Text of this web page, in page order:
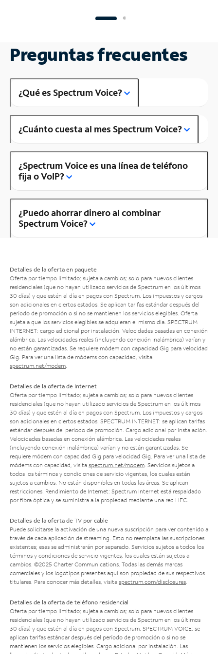
Preguntas frecuentes
¿Qué es Spectrum Voice?
¿Cuánto cuesta al mes Spectrum Voice?
¿Spectrum Voice es una línea de teléfono
fija o VoIP?
¿Puedo ahorrar dinero al combinar
Spectrum Voice?
Detalles de la oferta en paquete
Oferta por tiempo limitado; sujeta a cambios; solo para nuevos clientes
residenciales (que no hayan utilizado servicios de Spectrum en los últimos
30 días) y que estén al día en pagos con Spectrum. Los impuestos y cargos
son adicionales en ciertos estados. Se aplican tarifas estándar después del
período de promoción o si no se mantienen los servicios elegibles. Oferta
sujeta a que los servicios elegibles se adquieran el mismo día. SPECTRUM
INTERNET: cargo adicional por instalación. Velocidades basadas en conexión
alámbrica. Las velocidades reales (incluyendo conexión inalámbrica) varían y
no están garantizadas. Se requiere módem con capacidad Gig para velocidad
Gig. Para ver una lista de módems con capacidad, visita
spectrum.net/modem
Detalles de la oferta de Internet
Oferta por tiempo limitado; sujeta a cambios; solo para nuevos clientes
residenciales (que no hayan utilizado servicios de Spectrum en los últimos
30 días) y que estén al día en pagos con Spectrum. Los impuestos y cargos
son adicionales en ciertos estados. SPECTRUM INTERNET: se aplican tarifas
estándar después del período de promoción. Cargo adicional por instalación.
Velocidades basadas en conexión alámbrica. Las velocidades reales
(incluyendo conexión inalámbrica) varían y no están garantizadas. Se
requiere módem con capacidad Gig para velocidad Gig. Para ver una lista de
módems con capacidad, visita spectrum.net/modem . Servicios sujetos a
todos los términos y condiciones de servicio vigentes, los cuales están
sujetos a cambios. No están disponibles en todas las áreas. Se aplican
restricciones. Rendimiento de Internet: Spectrum Internet está respaldado
por fibra óptica y se suministra a la propiedad mediante una red HFC.
Detalles de la oferta de TV por cable
Puede solicitarse la activación de una nueva suscripción para ver contenido a
través de cada aplicación de streaming. Esto no reemplaza las suscripciones
existentes; esas se administrarán por separado. Servicios sujetos a todos los
términos y condiciones de servicio vigentes, los cuales están sujetos a
cambios. ©2025 Charter Communications. Todas las demás marcas
comerciales y los logotipos presentes aquí son propiedad de sus respectivos
titulares. Para conocer más detalles, visita spectrum.com/disclosures
Detalles de la oferta de teléfono residencial
Oferta por tiempo limitado; sujeta a cambios; solo para nuevos clientes
residenciales (que no hayan utilizado servicios de Spectrum en los últimos
30 días) y que estén al día en pagos con Spectrum. SPECTRUM VOICE: se
aplican tarifas estándar después del período de promoción o si no se
mantienen los servicios elegibles. Cargo adicional por instalación. Las